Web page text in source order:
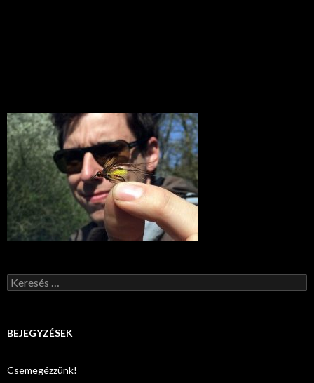
Keresés:
BEJEGYZÉSEK
Csemegézzünk!